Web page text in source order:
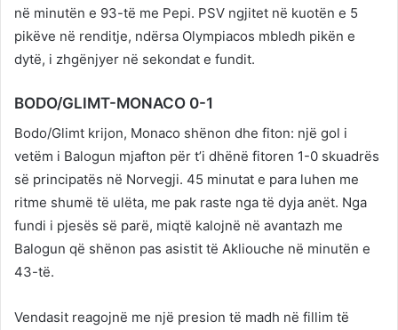
në minutën e 93-të me Pepi. PSV ngjitet në kuotën e 5
pikëve në renditje, ndërsa Olympiacos mbledh pikën e
dytë, i zhgënjyer në sekondat e fundit.
BODO/GLIMT-MONACO 0-1
Bodo/Glimt krijon, Monaco shënon dhe fiton: një gol i
vetëm i Balogun mjafton për t’i dhënë fitoren 1-0 skuadrës
së principatës në Norvegji. 45 minutat e para luhen me
ritme shumë të ulëta, me pak raste nga të dyja anët. Nga
fundi i pjesës së parë, miqtë kalojnë në avantazh me
Balogun që shënon pas asistit të Akliouche në minutën e
43-të.
Vendasit reagojnë me një presion të madh në fillim të